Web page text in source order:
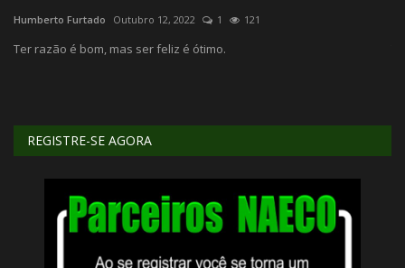
Humberto Furtado Outubro 12, 2022 1 121
Ter razão é bom, mas ser feliz é ótimo.
REGISTRE-SE AGORA